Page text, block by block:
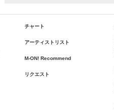
チャート
アーティストリスト
M-ON! Recommend
リクエスト